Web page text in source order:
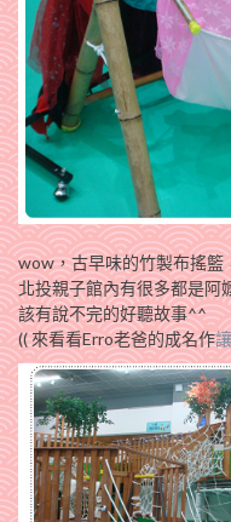
wow，古早味的竹製布搖
北投親子館內有很多都是阿
該有說不完的好聽故事^^
(( 來看看Erro老爸的成名作